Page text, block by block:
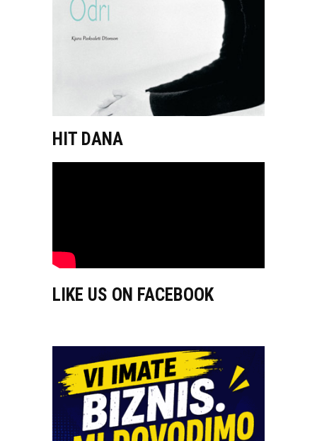
HIT DANA
LIKE US ON FACEBOOK